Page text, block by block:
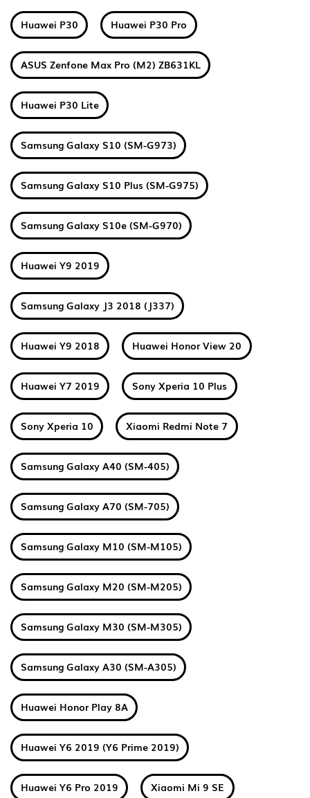
Huawei P30 Huawei P30 Pro
ASUS Zenfone Max Pro (M2) ZB631KL
Huawei P30 Lite
Samsung Galaxy S10 (SM-G973)
Samsung Galaxy S10 Plus (SM-G975)
Samsung Galaxy S10e (SM-G970)
Huawei Y9 2019
Samsung Galaxy J3 2018 (J337)
Huawei Y9 2018 Huawei Honor View 20
Huawei Y7 2019 Sony Xperia 10 Plus
Sony Xperia 10 Xiaomi Redmi Note 7
Samsung Galaxy A40 (SM-405)
Samsung Galaxy A70 (SM-705)
Samsung Galaxy M10 (SM-M105)
Samsung Galaxy M20 (SM-M205)
Samsung Galaxy M30 (SM-M305)
Samsung Galaxy A30 (SM-A305)
Huawei Honor Play 8A
Huawei Y6 2019 (Y6 Prime 2019)
Huawei Y6 Pro 2019 Xiaomi Mi 9 SE